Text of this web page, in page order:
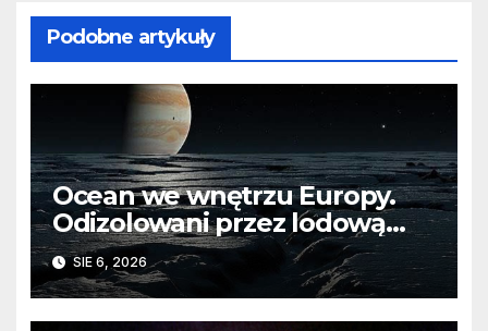
Podobne artykuły
Ocean we wnętrzu Europy.
Odizolowani przez lodową
barierę
SIE 6, 2026